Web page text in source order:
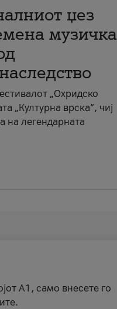
џез
музичка
„Охридско
„Културна врска“, чиј
на легендарната
А1, само внесете го